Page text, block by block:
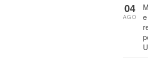
04
AGO